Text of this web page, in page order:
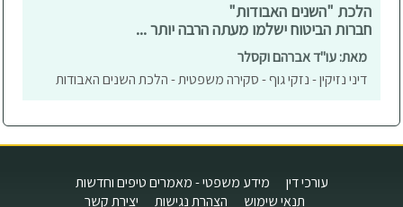
הלכת "השנים האבודות"
חברות הביטוח ישלמו מעתה הרבה יותר ...
מאת: עו"ד אברהם וקסלר
דיני נזיקין - נזקי גוף - סקירה משפטית - הלכת השנים האבודות
עורכי דין
מידע משפטי - מאמרים טיפים וחדשות
תנאי שימוש
הצהרת נגישות יצירת קשר